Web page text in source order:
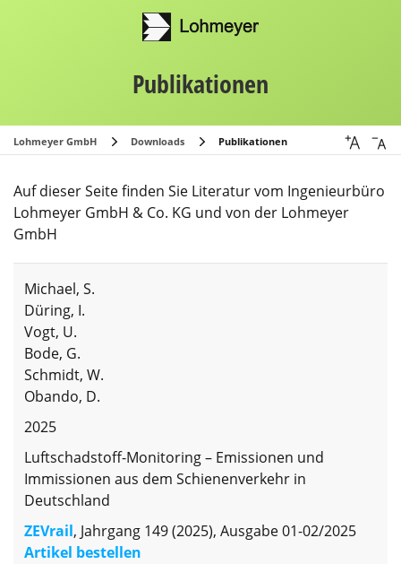
Publikationen
Lohmeyer GmbH Downloads Publikationen
Auf dieser Seite finden Sie Literatur vom Ingenieurbüro
Lohmeyer GmbH & Co. KG und von der Lohmeyer
GmbH
Michael, S.
Düring, I.
Vogt, U.
Bode, G.
Schmidt, W.
Obando, D.
2025
Luftschadstoff-Monitoring – Emissionen und
Immissionen aus dem Schienenverkehr in
Deutschland
ZEVrail, Jahrgang 149 (2025), Ausgabe 01-02/2025
Artikel bestellen